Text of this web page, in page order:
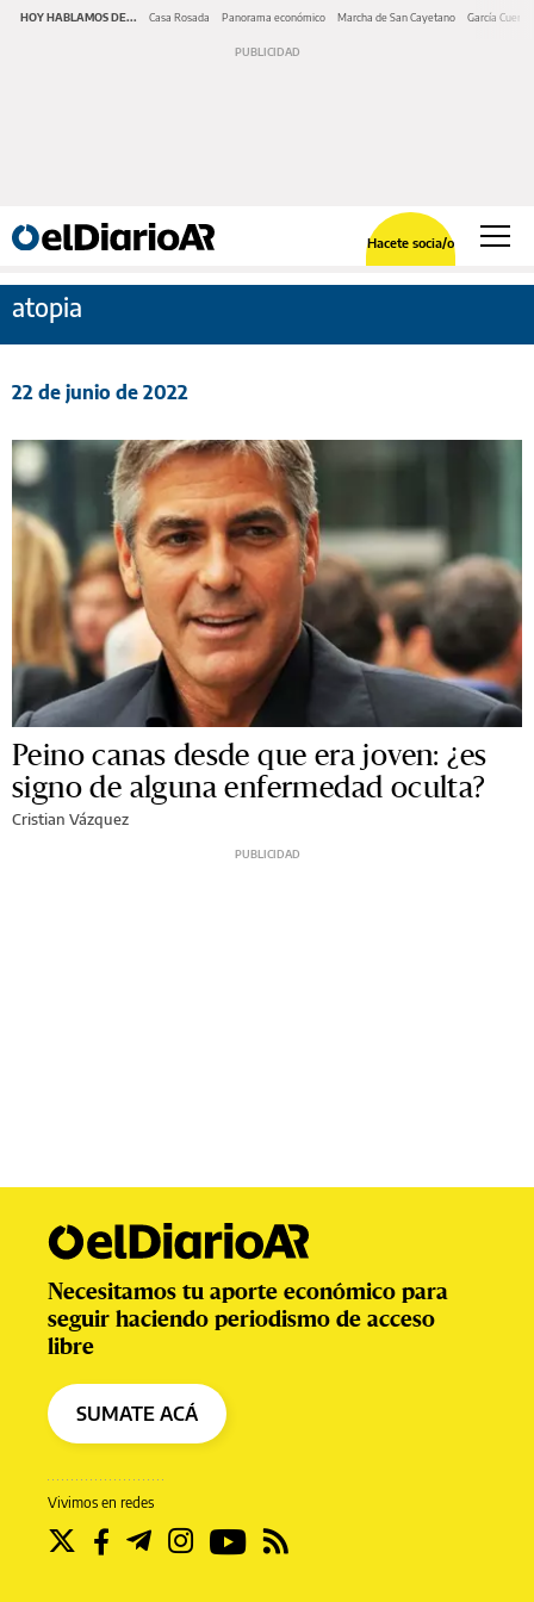
HOY HABLAMOS DE... Casa Rosada Panorama económico Marcha de San Cayetano García Cuerva
Hacete socia/o
atopia
22 de junio de 2022
Peino canas desde que era joven: ¿es
signo de alguna enfermedad oculta?
Cristian Vázquez
Vivimos en redes
Necesitamos tu aporte económico para
seguir haciendo periodismo de acceso
libre
SUMATE ACÁ